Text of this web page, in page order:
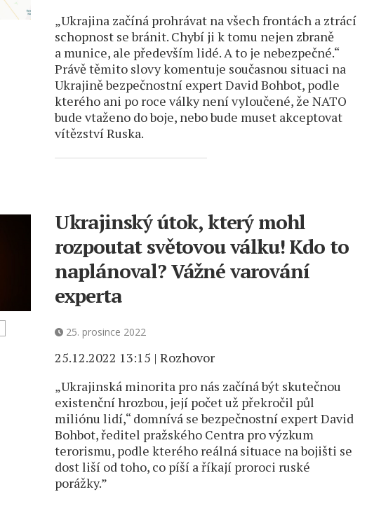
„Ukrajina začíná prohrávat na všech frontách a ztrácí
schopnost se bránit. Chybí ji k tomu nejen zbraně
a munice, ale především lidé. A to je nebezpečné.“
Právě těmito slovy komentuje současnou situaci na
Ukrajině bezpečnostní expert David Bohbot, podle
kterého ani po roce války není vyloučené, že NATO
bude vtaženo do boje, nebo bude muset akceptovat
vítězství Ruska.
Ukrajinský útok, který mohl
rozpoutat světovou válku! Kdo to
naplánoval? Vážné varování
experta
25. prosince 2022
25.12.2022 13:15 | Rozhovor
„Ukrajinská minorita pro nás začíná být skutečnou
existenční hrozbou, její počet už překročil půl
miliónu lidí,“ domnívá se bezpečnostní expert David
Bohbot, ředitel pražského Centra pro výzkum
terorismu, podle kterého reálná situace na bojišti se
dost liší od toho, co píší a říkají proroci ruské
porážky.”